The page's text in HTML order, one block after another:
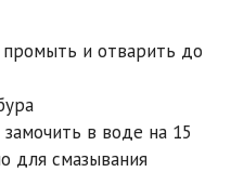
промыть и отварить до
в воде на 15
для смазывания